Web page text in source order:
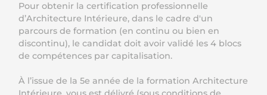
Pour obtenir la certification professionnelle
d’Architecture Intérieure, dans le cadre d'un
parcours de formation (en continu ou bien en
discontinu), le candidat doit avoir validé les 4 blocs
de compétences par capitalisation.
À l’issue de la 5e année de la formation Architecture